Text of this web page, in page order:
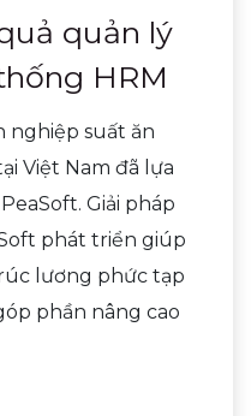
quản lý
HRM
nghiệp suất ăn
Việt Nam đã lựa
Giải pháp
phát triển giúp
lương phức tạp
phần nâng cao